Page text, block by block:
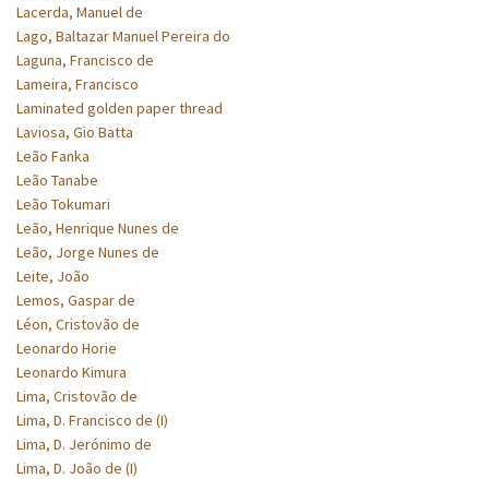
Lacerda, Manuel de
Lago, Baltazar Manuel Pereira do
Laguna, Francisco de
Lameira, Francisco
Laminated golden paper thread
Laviosa, Gio Batta
Leão Fanka
Leão Tanabe
Leão Tokumari
Leão, Henrique Nunes de
Leão, Jorge Nunes de
Leite, João
Lemos, Gaspar de
Léon, Cristovão de
Leonardo Horie
Leonardo Kimura
Lima, Cristovão de
Lima, D. Francisco de (I)
Lima, D. Jerónimo de
Lima, D. João de (I)